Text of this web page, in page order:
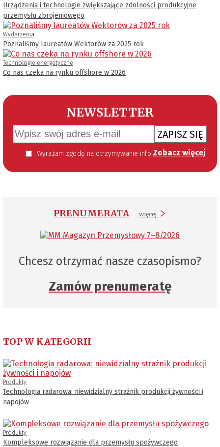
Urządzenia i technologie zwiększające zdolności produkcyjne
przemysłu zbrojeniowego
Wydarzenia
Poznaliśmy laureatów Wektorów za 2025 rok
Technologie energetyczne
Co nas czeka na rynku offshore w 2026
NEWSLETTER
ZAPISZ SIĘ
Wyrażam zgodę na otrzymywanie informacji handlowej kierowanej do mnie za pomocą środków komunikacji elektronicznej w szczególności poczty elektronicznej zgodnie z przepisem art. 10 ust 2 ustawy z dnia 18 lipca 2002 roku o świadczeniu usług drogą elektroniczną (Dz. U. 144 z 2002 r. poz. 1204). Zgoda jest dobrowolna, jednak jej wyrażenie jest konieczne, aby otrzymywać newsletter. Zobacz więcej
PRENUMERATA więcej
Chcesz otrzymać nasze czasopismo?
Zamów prenumeratę
TOP W KATEGORII
Produkty
Technologia radarowa: niewidzialny strażnik produkcji żywności i
napojów
Produkty
Kompleksowe rozwiązanie dla przemysłu spożywczego